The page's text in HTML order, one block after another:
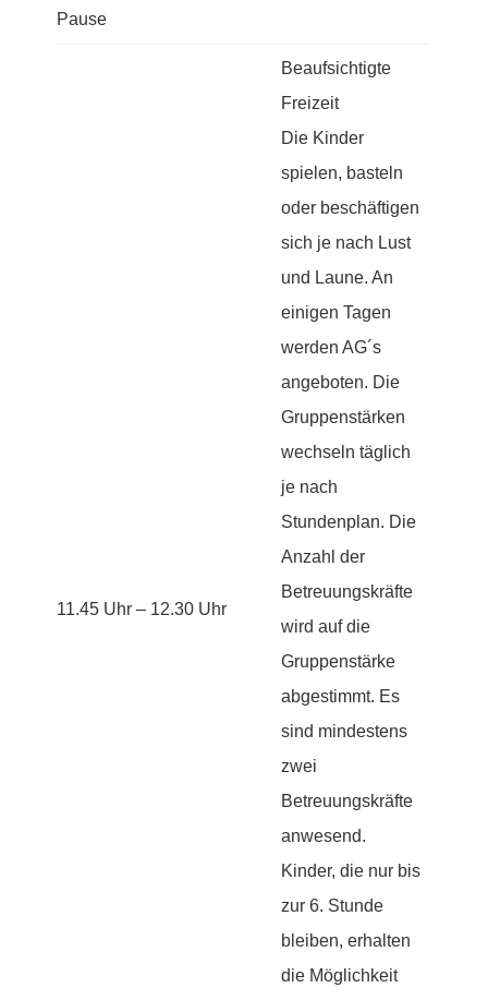
Pause
11.45 Uhr – 12.30 Uhr
Beaufsichtigte
Freizeit
Die Kinder
spielen, basteln
oder beschäftigen
sich je nach Lust
und Laune. An
einigen Tagen
werden AG´s
angeboten. Die
Gruppenstärken
wechseln täglich
je nach
Stundenplan. Die
Anzahl der
Betreuungskräfte
wird auf die
Gruppenstärke
abgestimmt. Es
sind mindestens
zwei
Betreuungskräfte
anwesend.
Kinder, die nur bis
zur 6. Stunde
bleiben, erhalten
die Möglichkeit